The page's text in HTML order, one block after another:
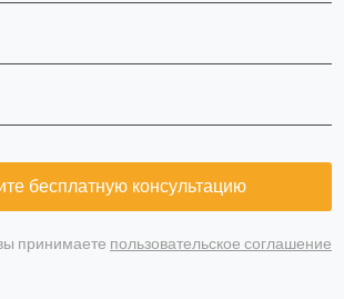
бесплатную консультацию
принимаете пользовательское соглашение